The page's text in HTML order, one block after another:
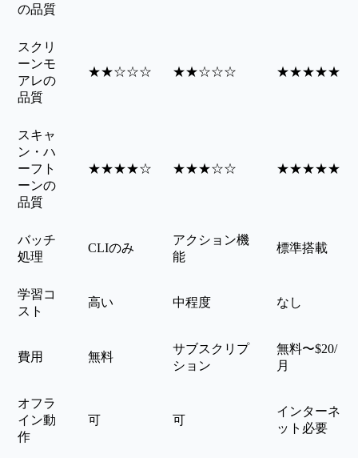
の品質
スクリ
ーンモ
アレの
品質
★★☆☆☆ ★★☆☆☆ ★★★★★
スキャ
ン・ハ
ーフト
ーンの
品質
★★★★☆ ★★★☆☆ ★★★★★
バッチ
処理
CLIのみ
アクション機
能
標準搭載
学習コ
スト
高い 中程度 なし
費用 無料
サブスクリプ
ション
無料〜$20/
月
オフラ
イン動
作
可 可
インターネ
ット必要